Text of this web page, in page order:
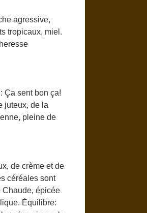
agressive,
tropicaux, miel.
Ça sent bon ça!
juteux, de la
pleine de
de crème et de
céréales sont
Chaude, épicée
Équilibre: